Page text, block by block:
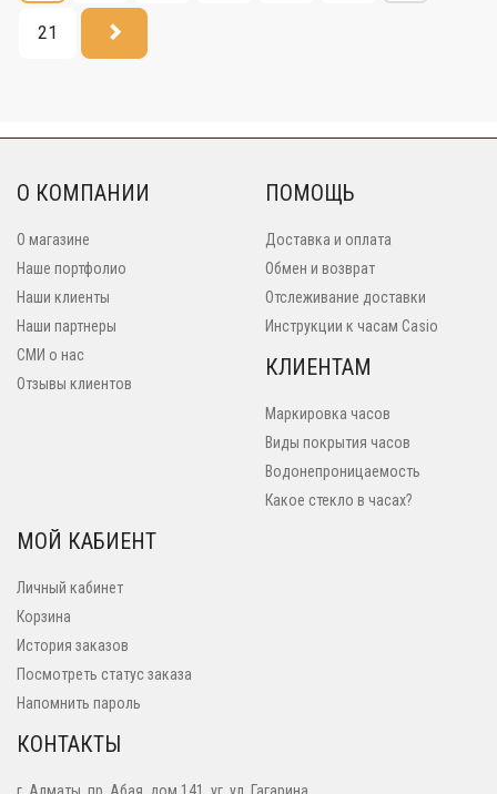
21
О КОМПАНИИ
О магазине
Наше портфолио
Наши клиенты
Наши партнеры
СМИ о нас
Отзывы клиентов
ПОМОЩЬ
Доставка и оплата
Обмен и возврат
Отслеживание доставки
Инструкции к часам Casio
КЛИЕНТАМ
Маркировка часов
Виды покрытия часов
Водонепроницаемость
Какое стекло в часах?
МОЙ КАБИЕНТ
Личный кабинет
Корзина
История заказов
Посмотреть статус заказа
Напомнить пароль
КОНТАКТЫ